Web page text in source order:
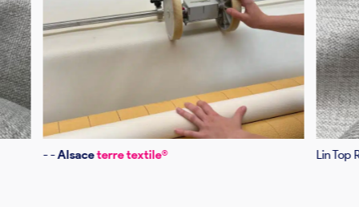
- -Alsaceterre textile® Lin Top